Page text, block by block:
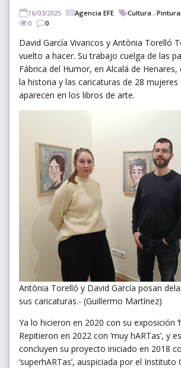
16/03/2025 Agencia EFE Cultura ,
0
0
David García Vivancos y Antònia Torelló
vuelto a hacer. Su trabajo cuelga de las
Fábrica del Humor, en Alcalá de
la historia y las caricaturas de 28
aparecen en los libros de arte.
Antònia Torelló y David García posan
sus caricaturas.- (Guillermo Martínez)
Ya lo hicieron en 2020 con su exposición
Repitieron en 2022 con ‘muy hARTas’, y
concluyen su proyecto iniciado en 2018
‘superhARTas’, auspiciada por el Instituto